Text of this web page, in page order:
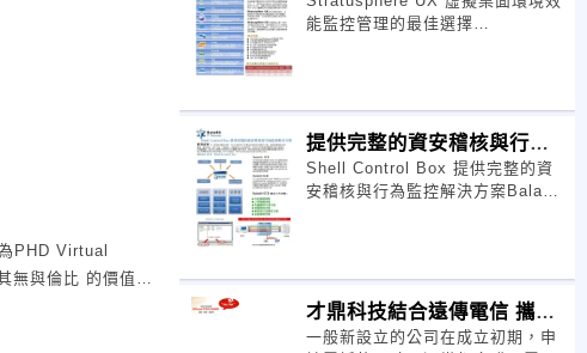
PHD Virtual
無與倫比 的價值。
能監控管理的最佳選擇
提供完整的資安稽核與行為
監控解決方案
Shell Control Box 提供完整的資
安稽核與行為監控解決方案Balabit
才鼎科技結合遠傳電信 攜手
推0元電話總機
一般新設立的公司在成立初期，申